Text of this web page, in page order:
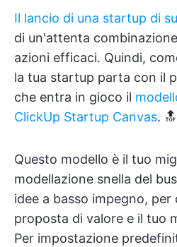
Il lancio di una startup di
di un'attenta
azioni efficaci. Quindi,
la tua startup parta con il
che entra in gioco il
ClickUp Startup Canvas. 🔝
Questo modello è il tuo
modellazione snella del
idee a basso impegno, per
proposta di valore e il tuo
Per impostazione